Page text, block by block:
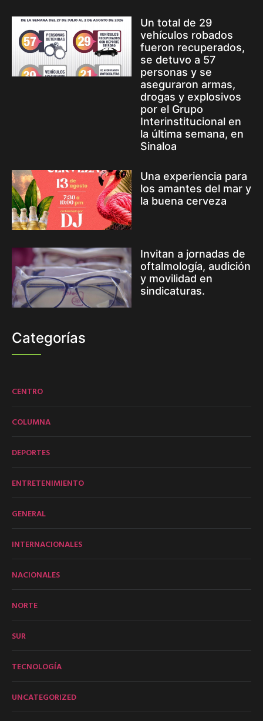
Un total de 29
vehículos robados
fueron recuperados,
se detuvo a 57
personas y se
aseguraron armas,
drogas y explosivos
por el Grupo
Interinstitucional en
la última semana, en
Sinaloa
Una experiencia para
los amantes del mar y
la buena cerveza
Invitan a jornadas de
oftalmología, audición
y movilidad en
sindicaturas.
Categorías
CENTRO
COLUMNA
DEPORTES
ENTRETENIMIENTO
GENERAL
INTERNACIONALES
NACIONALES
NORTE
SUR
TECNOLOGÍA
UNCATEGORIZED